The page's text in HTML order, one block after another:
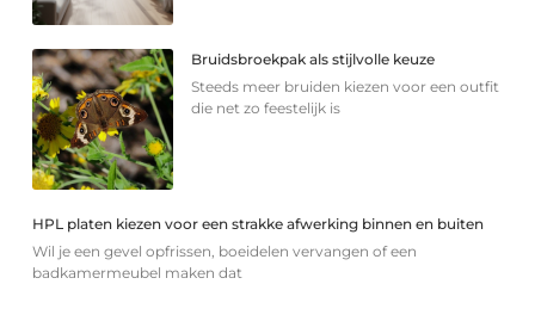
Bruidsbroekpak als stijlvolle keuze
Steeds meer bruiden kiezen voor een outfit
die net zo feestelijk is
HPL platen kiezen voor een strakke afwerking binnen en buiten
Wil je een gevel opfrissen, boeidelen vervangen of een
badkamermeubel maken dat